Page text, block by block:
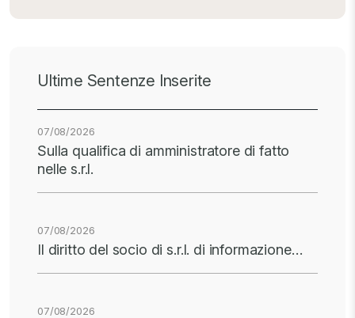
Ultime Sentenze Inserite
07/08/2026
Sulla qualifica di amministratore di fatto
nelle s.r.l.
07/08/2026
Il diritto del socio di s.r.l. di informazione…
07/08/2026